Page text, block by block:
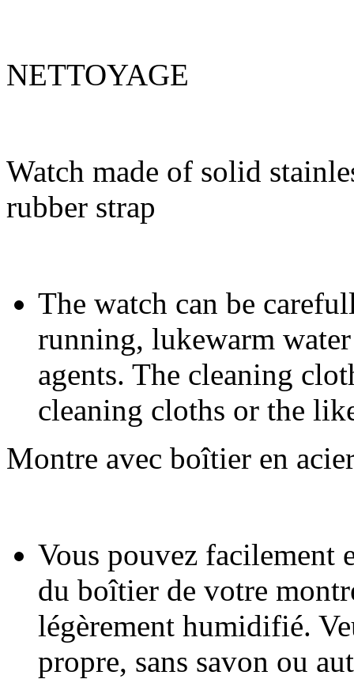
NETTOYAGE
Watch made of solid
rubber strap
The watch can be
running, lukewarm
agents. The cleaning
cleaning cloths or the
Montre avec boîtier en
Vous pouvez facilement
du boîtier de votre
légèrement humidifié.
propre, sans savon ou